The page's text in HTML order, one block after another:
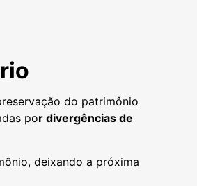
do patrimônio
por divergências de
deixando a próxima